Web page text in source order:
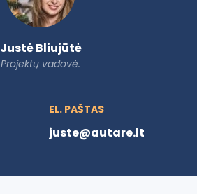
Justė Bliujūtė
Projektų vadovė.
EL. PAŠTAS
juste@autare.lt